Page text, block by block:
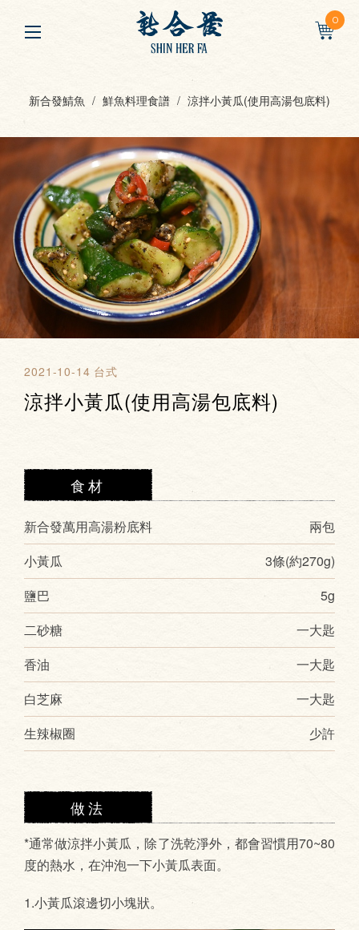
0
新合發鯖魚 鮮魚料理食譜 涼拌小黃瓜(使用高湯包底料)
2021-10-14 台式
涼拌小黃瓜(使用高湯包底料)
食材
新合發萬用高湯粉底料
兩包
小黃瓜
3條(約270g)
鹽巴
5g
二砂糖
一大匙
香油
一大匙
白芝麻
一大匙
生辣椒圈
少許
做法
*通常做涼拌小黃瓜，除了洗乾淨外，都會習慣用70~80
度的熱水，在沖泡一下小黃瓜表面。
1.小黃瓜滾邊切小塊狀。